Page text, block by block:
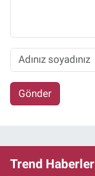
Gönder
Trend Haberler